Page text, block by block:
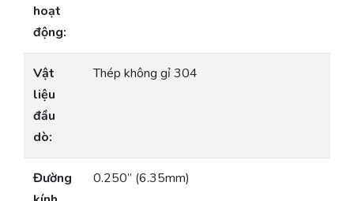
hoạt
động:
Vật
liệu
đầu
dò:
Thép không gỉ 304
Đường
0.250” (6.35mm)